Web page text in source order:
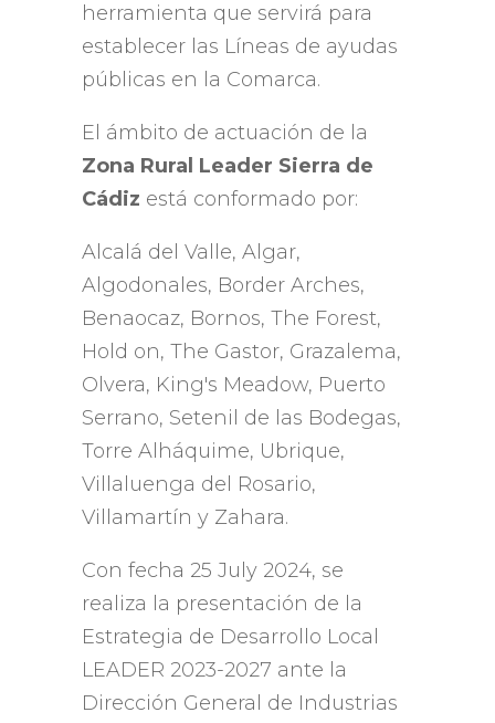
herramienta que servirá para
establecer las Líneas de ayudas
públicas en la Comarca.
El ámbito de actuación de la
Zona Rural Leader Sierra de
Cádiz está conformado por:
Alcalá del Valle, Algar,
Algodonales, Border Arches,
Benaocaz, Bornos, The Forest,
Hold on, The Gastor, Grazalema,
Olvera, King's Meadow, Puerto
Serrano, Setenil de las Bodegas,
Torre Alháquime, Ubrique,
Villaluenga del Rosario,
Villamartín y Zahara.
Con fecha 25 July 2024, se
realiza la presentación de la
Estrategia de Desarrollo Local
LEADER 2023-2027 ante la
Dirección General de Industrias